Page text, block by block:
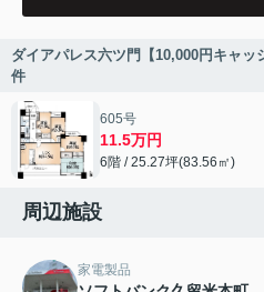
ダイアパレス六ツ門【10,000円キャ
件
605号
11.5万円
6階 / 25.27坪(83.56㎡)
周辺施設
家電製品